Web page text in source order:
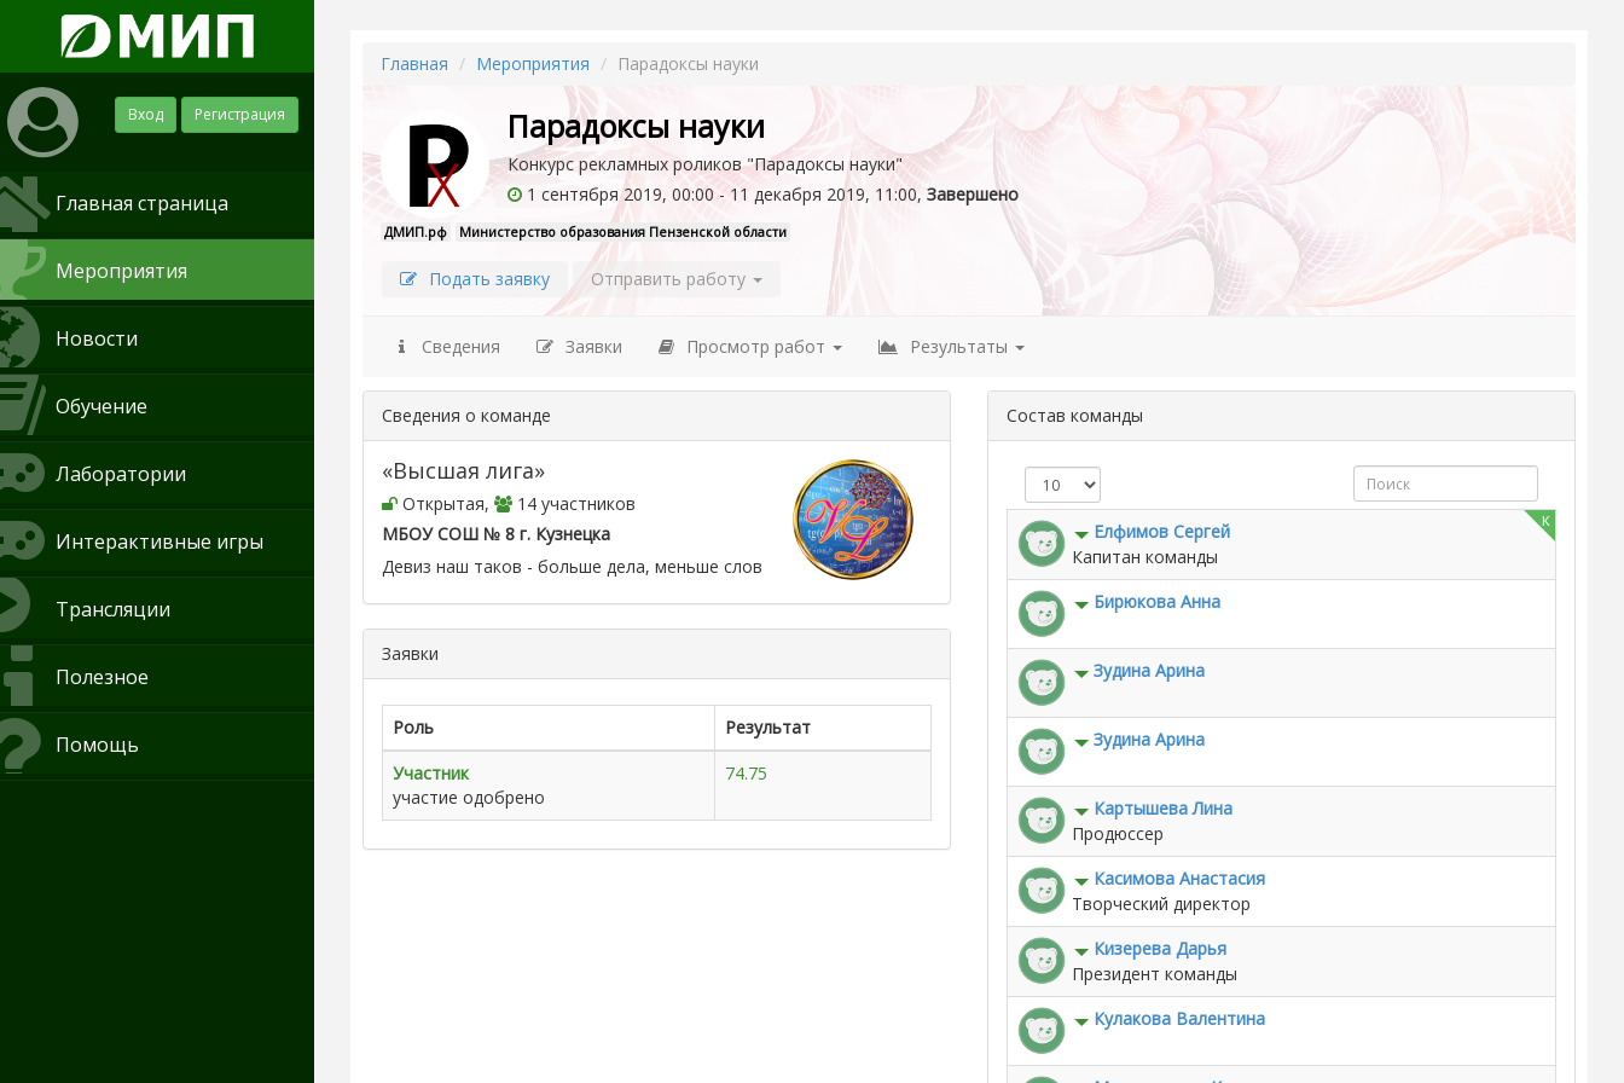
Вход Регистрация
Главная страница
Мероприятия
Новости
Обучение
Лаборатории
Интерактивные игры
Трансляции
Полезное
Помощь
Главная Мероприятия Парадоксы науки
Парадоксы науки
Конкурс рекламных роликов "Парадоксы науки"
1 сентября 2019, 00:00 - 11 декабря 2019, 11:00, Завершено
ДМИП.рф Министерство образования Пензенской области
Подать заявку Отправить работу
Сведения Заявки Просмотр работ Результаты
Сведения о команде
«Высшая лига»
Открытая,
14 участников
МБОУ СОШ № 8 г. Кузнецка
Девиз наш таков - больше дела, меньше слов
Заявки
Роль
Результат
Участник
участие одобрено
74.75
Состав команды
к
Елфимов Сергей
Капитан команды
Бирюкова Анна
Зудина Арина
Зудина Арина
Картышева Лина
Продюссер
Касимова Анастасия
Творческий директор
Кизерева Дарья
Президент команды
Кулакова Валентина